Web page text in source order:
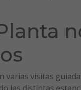
varias visitas
las distintas